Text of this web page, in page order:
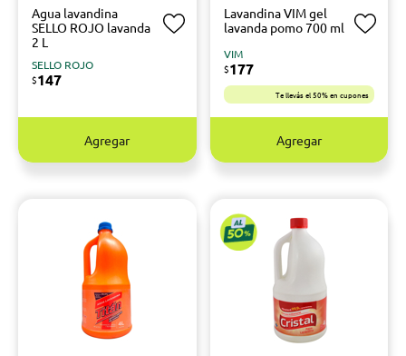
Agua lavandina
SELLO ROJO lavanda
2 L
SELLO ROJO
$147
Agregar
Lavandina VIM gel
lavanda pomo 700 ml
VIM
$177
Te llevás el 50% en cupones
Agregar